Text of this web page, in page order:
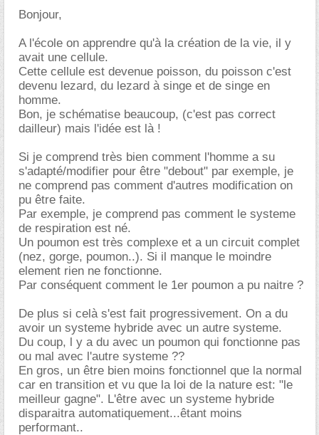
Bonjour,
A l'école on apprendre qu'à la création de la vie, il y
avait une cellule.
Cette cellule est devenue poisson, du poisson c'est
devenu lezard, du lezard à singe et de singe en
homme.
Bon, je schématise beaucoup, (c'est pas correct
dailleur) mais l'idée est là !
Si je comprend très bien comment l'homme a su
s'adapté/modifier pour être "debout" par exemple, je
ne comprend pas comment d'autres modification on
pu être faite.
Par exemple, je comprend pas comment le systeme
de respiration est né.
Un poumon est très complexe et a un circuit complet
(nez, gorge, poumon..). Si il manque le moindre
element rien ne fonctionne.
Par conséquent comment le 1er poumon a pu naitre ?
De plus si celà s'est fait progressivement. On a du
avoir un systeme hybride avec un autre systeme.
Du coup, l y a du avec un poumon qui fonctionne pas
ou mal avec l'autre systeme ??
En gros, un être bien moins fonctionnel que la normal
car en transition et vu que la loi de la nature est: "le
meilleur gagne". L'être avec un systeme hybride
disparaitra automatiquement...êtant moins
performant..